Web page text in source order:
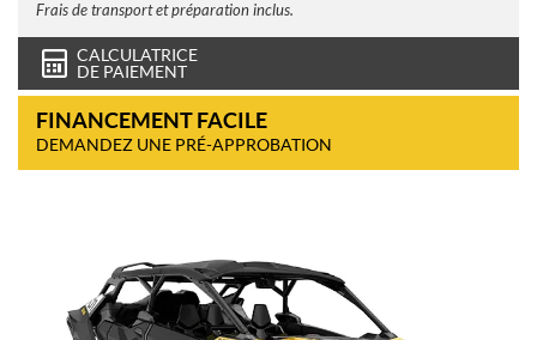
Frais de transport et préparation inclus.
CALCULATRICE
DE PAIEMENT
FINANCEMENT FACILE
DEMANDEZ UNE PRÉ-APPROBATION